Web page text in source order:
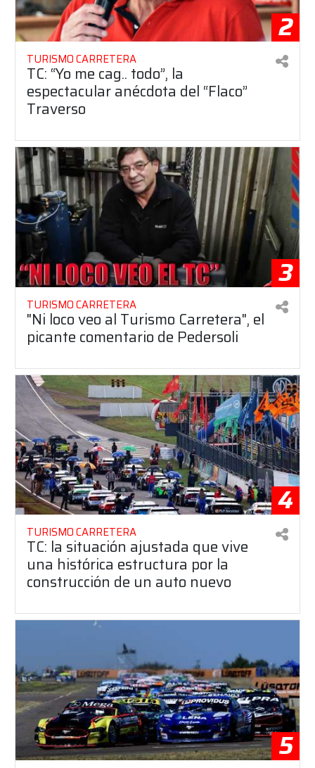
2
TURISMO CARRETERA
TC: “Yo me cag.. todo”, la
espectacular anécdota del “Flaco”
Traverso
3
TURISMO CARRETERA
"Ni loco veo al Turismo Carretera", el
picante comentario de Pedersoli
4
TURISMO CARRETERA
TC: la situación ajustada que vive
una histórica estructura por la
construcción de un auto nuevo
5